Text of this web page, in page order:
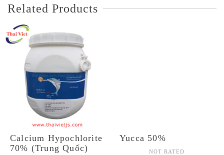
Related Products
Calcium Hypochlorite
70% (Trung Quốc)
Yucca 50%
NOT RATED